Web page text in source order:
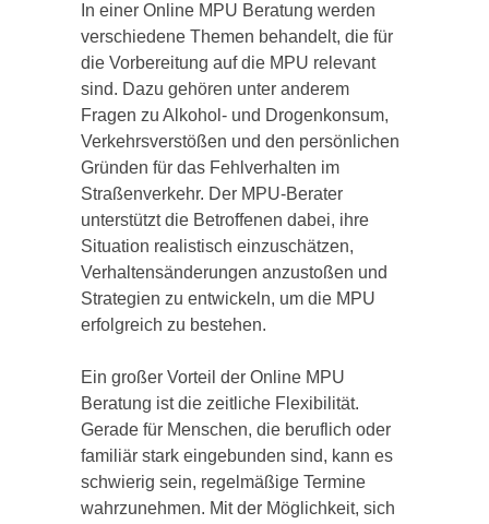
In einer Online MPU Beratung werden
verschiedene Themen behandelt, die für
die Vorbereitung auf die MPU relevant
sind. Dazu gehören unter anderem
Fragen zu Alkohol- und Drogenkonsum,
Verkehrsverstößen und den persönlichen
Gründen für das Fehlverhalten im
Straßenverkehr. Der MPU-Berater
unterstützt die Betroffenen dabei, ihre
Situation realistisch einzuschätzen,
Verhaltensänderungen anzustoßen und
Strategien zu entwickeln, um die MPU
erfolgreich zu bestehen.
Ein großer Vorteil der Online MPU
Beratung ist die zeitliche Flexibilität.
Gerade für Menschen, die beruflich oder
familiär stark eingebunden sind, kann es
schwierig sein, regelmäßige Termine
wahrzunehmen. Mit der Möglichkeit, sich